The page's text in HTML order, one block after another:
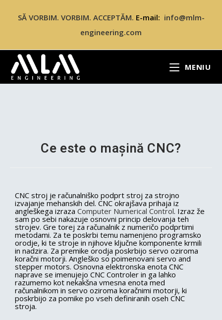
SĂ VORBIM. VORBIM. ACCEPTĂM. E-mail: info@mlm-
engineering.com
MENIU
Ce este o mașină CNC?
CNC stroj je računalniško podprt stroj za strojno
izvajanje mehanskih del. CNC okrajšava prihaja iz
angleškega izraza Computer Numerical Control. Izraz že
sam po sebi nakazuje osnovni princip delovanja teh
strojev. Gre torej za računalnik z numeričo podprtimi
metodami. Za te poskrbi temu namenjeno programsko
orodje, ki te stroje in njihove ključne komponente krmili
in nadzira. Za premike orodja poskrbijo servo oziroma
koračni motorji. Angleško so poimenovani servo and
stepper motors. Osnovna elektronska enota CNC
naprave se imenujejo CNC Controler in ga lahko
razumemo kot nekakšna vmesna enota med
računalnikom in servo oziroma koračnimi motorji, ki
poskrbijo za pomike po vseh definiranih oseh CNC
stroja.